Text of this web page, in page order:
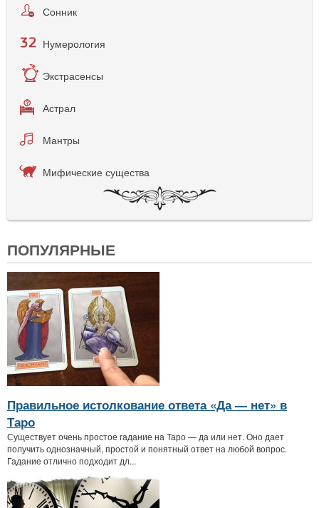
Сонник
Нумерология
Экстрасенсы
Астрал
Мантры
Мифические существа
ПОПУЛЯРНЫЕ
Правильное истолкование ответа «Да — нет» в
Таро
Существует очень простое гадание на Таро — да или нет. Оно дает
получить однозначный, простой и понятный ответ на любой вопрос.
Гадание отлично подходит дл...